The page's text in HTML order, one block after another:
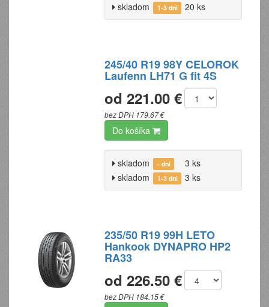
skladom
1-3 dni 20 ks
245/40 R19 98Y CELOROK
Laufenn LH71 G fit 4S
od 221.00 €
bez DPH 179.67 €
Do košíka
skladom - dní
3 ks
skladom
1-3 dni 3 ks
235/50 R19 99H LETO
Hankook DYNAPRO HP2
RA33
od 226.50 €
bez DPH 184.15 €